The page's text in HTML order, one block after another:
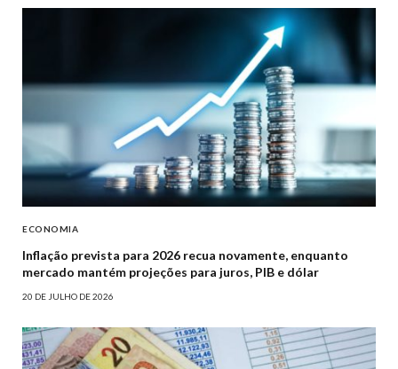
ECONOMIA
Inflação prevista para 2026 recua novamente, enquanto
mercado mantém projeções para juros, PIB e dólar
20 DE JULHO DE 2026